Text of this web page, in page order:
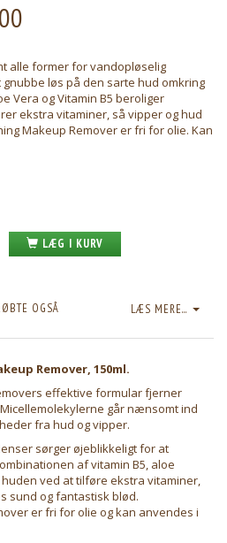
alle former for vandopløselig
løs på den sarte hud omkring
Vera og Vitamin B5 beroliger
ekstra vitaminer, så vipper og hud
Makeup Remover er fri for olie. Kan
LÆG I KURV
LÆS MERE...
OGSÅ
Remover, 150ml.
effektive formular fjerner
går nænsomt ind
fra hud og vipper.
sørger øjeblikkeligt for at
af vitamin B5, aloe
ved at tilføre ekstra vitaminer,
sund og fantastisk blød.
er fri for olie og kan anvendes i